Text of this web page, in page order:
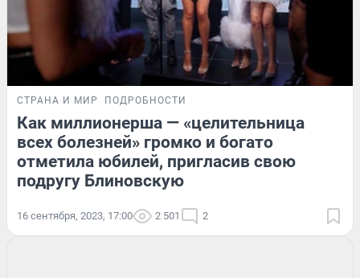
СТРАНА И МИР ПОДРОБНОСТИ
Как миллионерша — «целительница
всех болезней» громко и богато
отметила юбилей, пригласив свою
подругу Блиновскую
16 сентября, 2023, 17:00 2 501 2